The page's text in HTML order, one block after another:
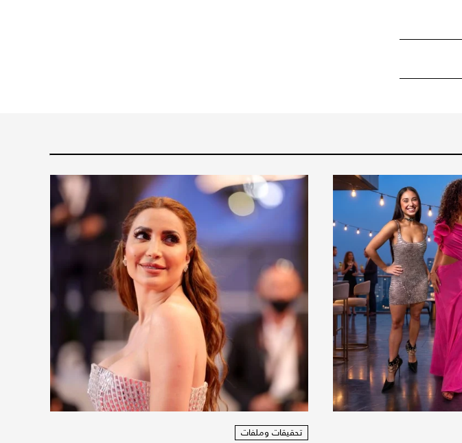
تحقيقات وملفات